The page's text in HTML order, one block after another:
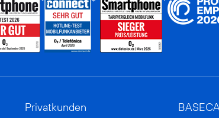
Privatkunden